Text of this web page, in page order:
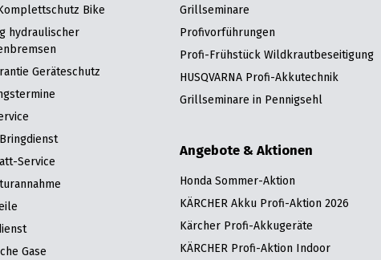
Bike
hydraulischer
Geräteschutz
Service
Gase
Grillseminare
Profivorführungen
Profi-Frühstück Wildkrautbeseitigung
HUSQVARNA Profi-Akkutechnik
Grillseminare in Pennigsehl
Angebote & Aktionen
Honda Sommer-Aktion
KÄRCHER Akku Profi-Aktion 2026
Kärcher Profi-Akkugeräte
KÄRCHER Profi-Aktion Indoor